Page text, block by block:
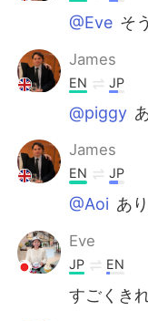
@Eve そ
James
EN JP
@piggy
James
EN JP
@Aoi あ
Eve
JP EN
すごくき